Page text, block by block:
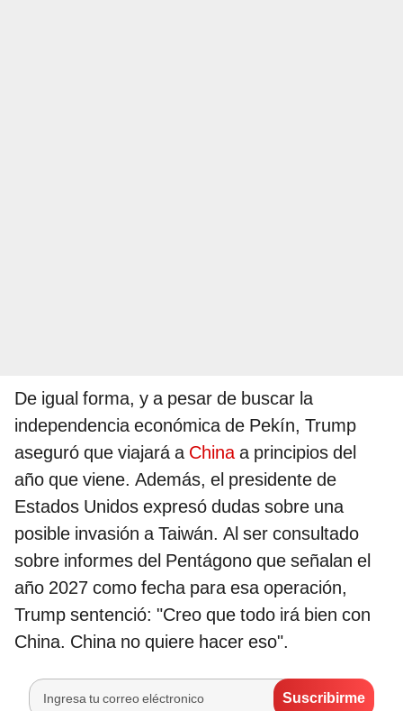
De igual forma, y a pesar de buscar la
independencia económica de Pekín, Trump
aseguró que viajará a Chinaa principios del
año que viene. Además, el presidente de
Estados Unidos expresó dudas sobre una
posible invasión a Taiwán. Al ser consultado
sobre informes del Pentágono que señalan el
año 2027 como fecha para esa operación,
Trump sentenció: "Creo que todo irá bien con
China. China no quiere hacer eso".